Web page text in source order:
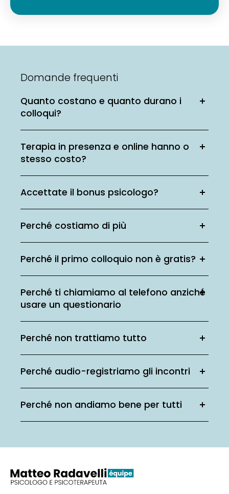
Domande frequenti
Quanto costano e quanto durano i
colloqui?
Terapia in presenza e online hanno o
stesso costo?
Accettate il bonus psicologo?
Perché costiamo di più
Perché il primo colloquio non è gratis?
Perché ti chiamiamo al telefono anziché
usare un questionario
Perché non trattiamo tutto
Perché audio-registriamo gli incontri
Perché non andiamo bene per tutti